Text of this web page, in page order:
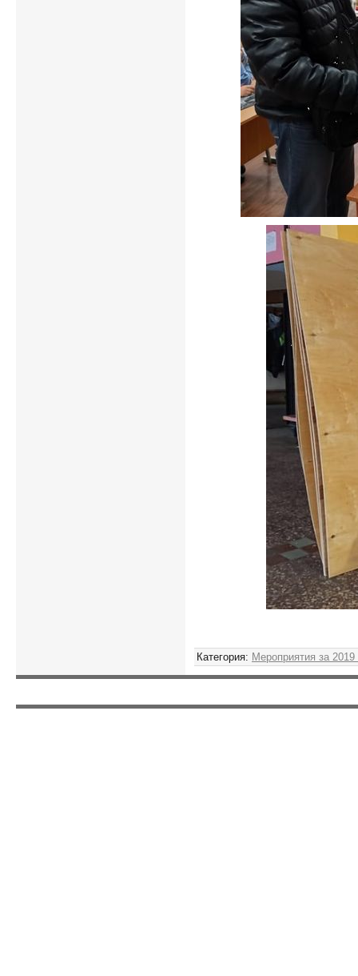
Категория: Мероприятия за 2019